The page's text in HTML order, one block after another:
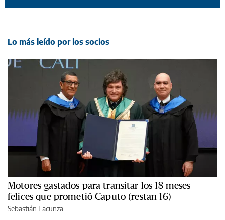
Lo más leído por los socios
Motores gastados para transitar los 18 meses
felices que prometió Caputo (restan 16)
Sebastián Lacunza